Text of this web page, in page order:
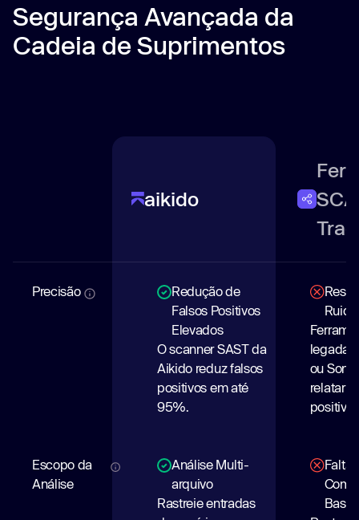
Segurança Avançada da
Cadeia de Suprimentos
aikido
SCA
Precisão
Redução de
Falsos Positivos
Elevados
O scanner SAST da
Aikido reduz falsos
positivos em até
95%.
legadas
ou
relatar
Escopo da
Análise
Análise Multi-
arquivo
Rastreie entradas
Falta
Base